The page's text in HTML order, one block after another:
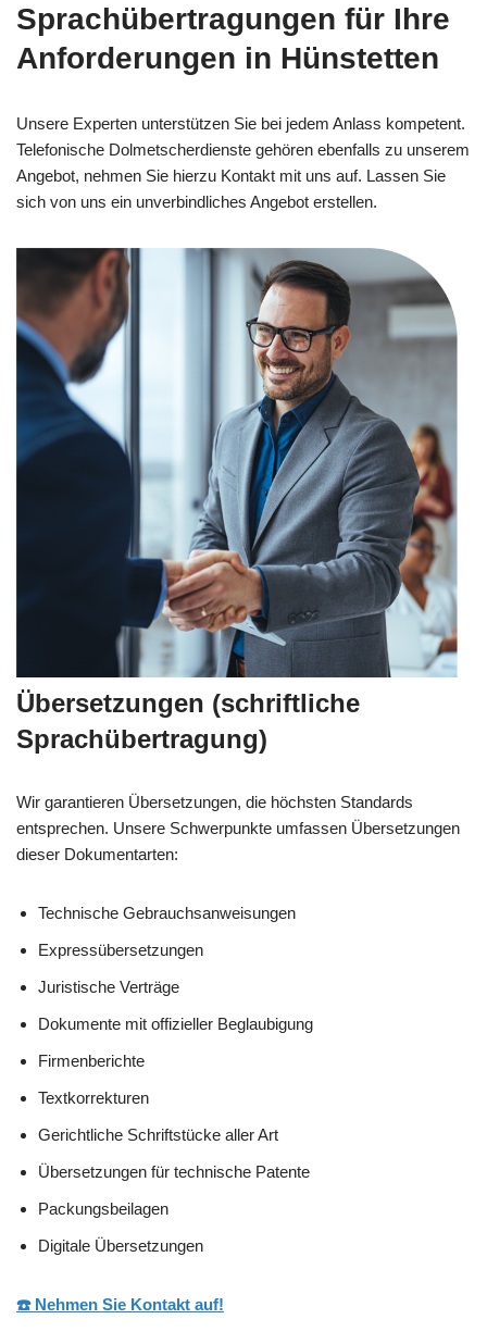
Sprachübertragungen für Ihre
Anforderungen in Hünstetten
Unsere Experten unterstützen Sie bei jedem Anlass kompetent.
Telefonische Dolmetscherdienste gehören ebenfalls zu unserem
Angebot, nehmen Sie hierzu Kontakt mit uns auf. Lassen Sie
sich von uns ein unverbindliches Angebot erstellen.
Übersetzungen (schriftliche
Sprachübertragung)
Wir garantieren Übersetzungen, die höchsten Standards
entsprechen. Unsere Schwerpunkte umfassen Übersetzungen
dieser Dokumentarten:
Technische Gebrauchsanweisungen
Expressübersetzungen
Juristische Verträge
Dokumente mit offizieller Beglaubigung
Firmenberichte
Textkorrekturen
Gerichtliche Schriftstücke aller Art
Übersetzungen für technische Patente
Packungsbeilagen
Digitale Übersetzungen
☎️ Nehmen Sie Kontakt auf!